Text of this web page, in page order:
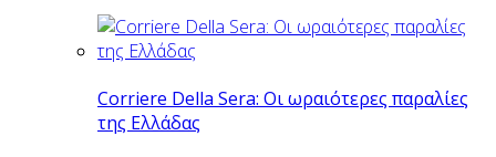
Corriere Della Sera: Οι ωραιότερες παραλίες
της Ελλάδας